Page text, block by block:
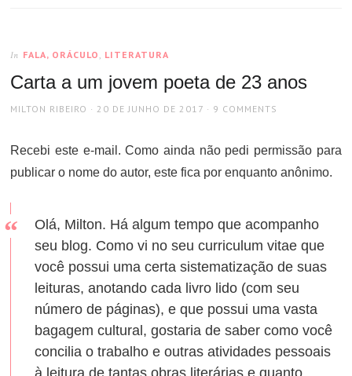
In FALA, ORÁCULO LITERATURA
Carta a um jovem poeta de 23 anos
AUTHOR
MILTON RIBEIRO
POSTED
20 DE JUNHO DE 2017 9 COMMENTS
Recebi este e-mail. Como ainda não pedi permissão para
publicar o nome do autor, este fica por enquanto anônimo.
Olá, Milton. Há algum tempo que acompanho
seu blog. Como vi no seu curriculum vitae que
você possui uma certa sistematização de suas
leituras, anotando cada livro lido (com seu
número de páginas), e que possui uma vasta
bagagem cultural, gostaria de saber como você
concilia o trabalho e outras atividades pessoais
à leitura de tantas obras literárias e quanto